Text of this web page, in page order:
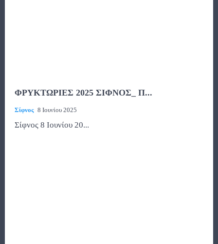
ΦΡΥΚΤΩΡΙΕΣ 2025 ΣΙΦΝΟΣ_ Π...
Σίφνος 8 Ιουνίου 2025
Σίφνος 8 Ιουνίου 20...